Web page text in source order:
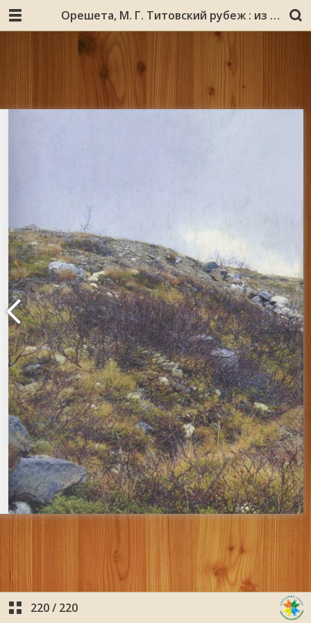
Орешета, М. Г. Титовский рубеж : из серии «Осиротевшие берега» : книга 4 / Михаил Орешета. – Мурманск : Север, 2010. – 215 с. : ил., карты, портр.
220/ 220